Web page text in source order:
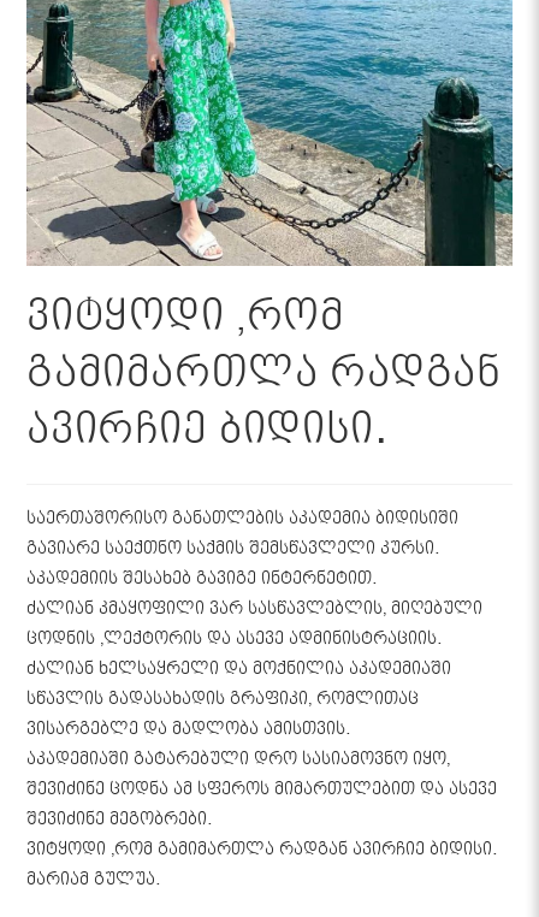
ვიტყოდი ,რომ
გამიმართლა რადგან
ავირჩიე ბიდისი.
საერთაშორისო განათლების აკადემია ბიდისიში
გავიარე საექთნო საქმის შემსწავლელი კურსი.
აკადემიის შესახებ გავიგე ინტერნეტით.
ძალიან კმაყოფილი ვარ სასწავლებლის, მიღებული
ცოდნის ,ლექტორის და ასევე ადმინისტრაციის.
ძალიან ხელსაყრელი და მოქნილია აკადემიაში
სწავლის გადასახადის გრაფიკი, რომლითაც
ვისარგებლე და მადლობა ამისთვის.
აკადემიაში გატარებული დრო სასიამოვნო იყო,
შევიძინე ცოდნა ამ სფეროს მიმართულებით და ასევე
შევიძინე მეგობრები.
ვიტყოდი ,რომ გამიმართლა რადგან ავირჩიე ბიდისი.
მარიამ გულუა.